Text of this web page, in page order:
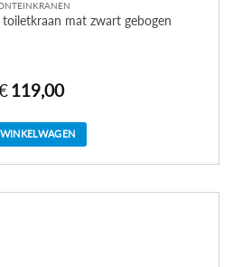
mat zwart gebogen
119,00